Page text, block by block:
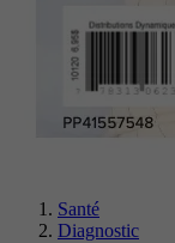
Santé
Diagnostic